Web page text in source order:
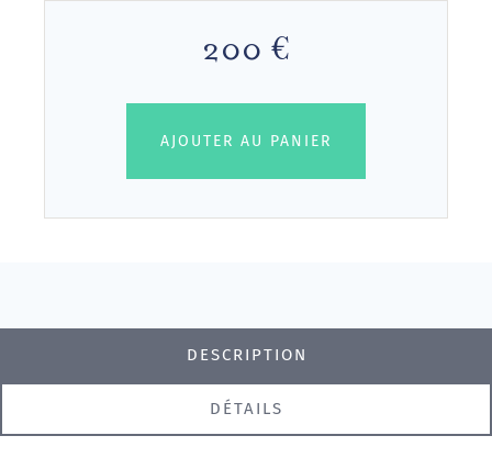
200 €
AJOUTER AU PANIER
DESCRIPTION
DÉTAILS